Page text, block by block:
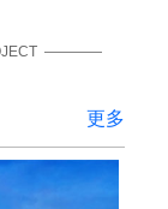
————
更多